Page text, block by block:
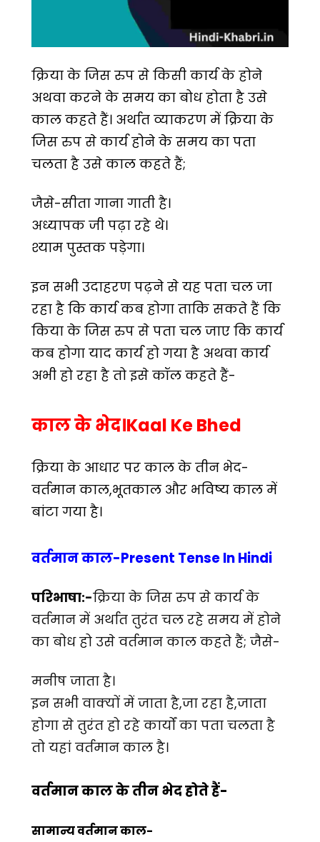
क्रिया के जिस रुप से किसी कार्य के होने
अथवा करने के समय का बोध होता है उसे
काल कहते हैं। अर्थात व्याकरण में क्रिया के
जिस रुप से कार्य होने के समय का पता
चलता है उसे काल कहते हैं;
जैसे-सीता गाना गाती है।
अध्यापक जी पढ़ा रहे थे।
श्याम पुस्तक पड़ेगा।
इन सभी उदाहरण पढ़ने से यह पता चल जा
रहा है कि कार्य कब होगा ताकि सकते हैं कि
किया के जिस रुप से पता चल जाए कि कार्य
कब होगा याद कार्य हो गया है अथवा कार्य
अभी हो रहा है तो इसे कॉल कहते हैं-
काल के भेद।Kaal Ke Bhed
क्रिया के आधार पर काल के तीन भेद-
वर्तमान काल,भूतकाल और भविष्य काल में
बांटा गया है।
वर्तमान काल-Present Tense In Hindi
परिभाषा:-क्रिया के जिस रुप से कार्य के
वर्तमान में अर्थात तुरंत चल रहे समय में होने
का बोध हो उसे वर्तमान काल कहते हैं; जैसे-
मनीष जाता है।
इन सभी वाक्यों में जाता है,जा रहा है,जाता
होगा से तुरंत हो रहे कार्यों का पता चलता है
तो यहां वर्तमान काल है।
वर्तमान काल के तीन भेद होते हैं-
सामान्य वर्तमान काल-